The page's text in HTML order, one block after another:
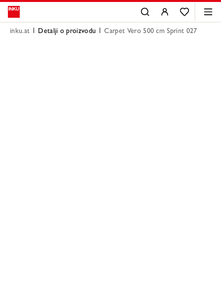
inku.at Detalji o proizvodu Carpet Vero 500 cm Sprint 027